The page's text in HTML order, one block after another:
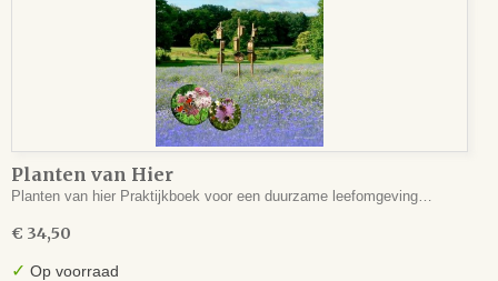
Planten van Hier
Planten van hier Praktijkboek voor een duurzame leefomgeving…
€ 34,50
✓ Op voorraad